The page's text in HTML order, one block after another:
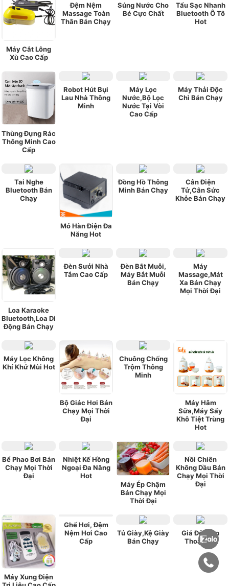
Máy Cắt Lông
Xù Cao Cấp
Đệm Nệm
Massage Toàn
Thân Bán Chạy
Súng Nước Cho
Bé Cực Chất
Tẩu Sạc Nhanh
Bluetooth Ô Tô
Hot
Thùng Đựng Rác
Thông Minh Cao
Cấp
Robot Hút Bụi
Lau Nhà Thông
Minh
Máy Lọc
Nước,Bộ Lọc
Nước Tại Vòi
Cao Cấp
Máy Thải Độc
Chì Bán Chạy
Tai Nghe
Bluetooth Bán
Chạy
Mỏ Hàn Điện Đa
Năng Hot
Đồng Hồ Thông
Minh Bán Chạy
Cân Điện
Tử,Cân Sức
Khỏe Bán Chạy
Loa Karaoke
Bluetooth,Loa Di
Động Bán Chạy
Đèn Sưởi Nhà
Tắm Cao Cấp
Đèn Bắt Muỗi,
Máy Bắt Muỗi
Bán Chạy
Máy
Massage,Mát
Xa Bán Chạy
Mọi Thời Đại
Máy Lọc Không
Khí Khử Mùi Hot
Bộ Giác Hơi Bán
Chạy Mọi Thời
Đại
Chuông Chống
Trộm Thông
Minh
Máy Hâm
Sữa,Máy Sấy
Khô Tiệt Trùng
Hot
Bể Phao Bơi Bán
Chạy Mọi Thời
Đại
Nhiệt Kế Hồng
Ngoại Đa Năng
Hot
Máy Ép Chậm
Bán Chạy Mọi
Thời Đại
Nồi Chiên
Không Dầu Bán
Chạy Mọi Thời
Đại
Máy Xung Điện
Ghế Hơi, Đệm
Nệm Hơi Cao
Cấp
Tủ Giày,Kệ Giày
Bán Chạy
Giá Đỡ Điện
Thoại Hot